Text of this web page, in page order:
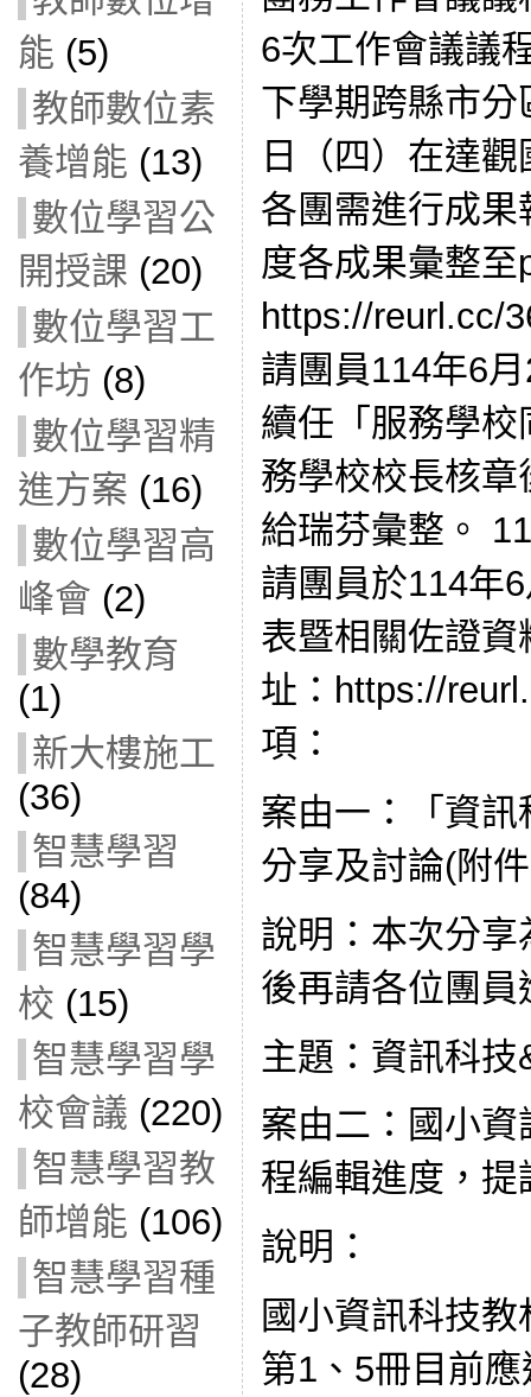
能 (5)
教師數位素
養增能 (13)
數位學習公
開授課 (20)
數位學習工
作坊 (8)
數位學習精
進方案 (16)
數位學習高
峰會 (2)
數學教育
(1)
新大樓施工
(36)
智慧學習
(84)
智慧學習學
校 (15)
智慧學習學
校會議 (220)
智慧學習教
師增能 (106)
智慧學習種
子教師研習
(28)
6次工作會議議
下學期跨縣市
日（四）在達
各團需進行成
度各成果彙整
https://reurl.cc/
請團員114年6
續任「服務學
務學校校長核
給瑞芬彙整。
請團員於114年
表暨相關佐證
址：https://
項：
案由一：「資
分享及討論(附
說明：本次分
後再請各位團
主題：資訊科技
案由二：國小
程編輯進度，提
說明：
國小資訊科技
第1、5冊目前